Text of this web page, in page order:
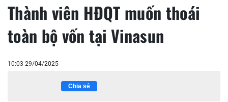
Thành viên HĐQT muốn thoái
toàn bộ vốn tại Vinasun
10:03 29/04/2025
Chia sẻ